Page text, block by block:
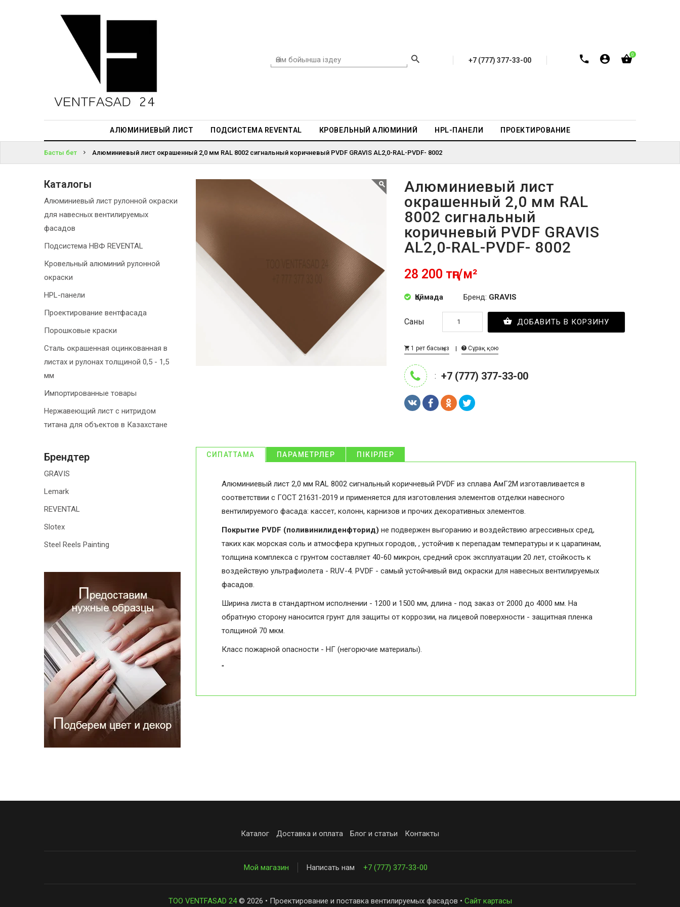
+7 (777) 377-33-00
0
АЛЮМИНИЕВЫЙ ЛИСТ ПОДСИСТЕМА REVENTAL КРОВЕЛЬНЫЙ АЛЮМИНИЙ HPL-ПАНЕЛИ ПРОЕКТИРОВАНИЕ
АЛЮМИНИЕВЫЙ
ПРОЕКТИРОВАНИЕ
КІРІҢІЗ
ПАРОЛЬДІ
БА?
Басты бет Алюминиевый лист окрашенный 2,0 мм RAL 8002 сигнальный коричневый PVDF GRAVIS AL2,0-RAL-PVDF- 8002
Алюминиевый лист
окрашенный 2,0 мм RAL
8002 сигнальный
коричневый PVDF GRAVIS
AL2,0-RAL-PVDF- 8002
28 200 тңг/м²
Қоймада Бренд: GRAVIS
Саны ДОБАВИТЬ В КОРЗИНУ
1 рет басыңыз Сұрақ қою
: +7 (777) 377-33-00
СИПАТТАМА ПАРАМЕТРЛЕР ПІКІРЛЕР
Алюминиевый лист 2,0 мм RAL 8002 сигнальный коричневый PVDF из сплава АмГ2М изготавливается в
соответствии с ГОСТ 21631-2019 и применяется для изготовления элементов отделки навесного
вентилируемого фасада: кассет, колонн, карнизов и прочих декоративных элементов.
Покрытие PVDF (поливинилиденфторид) не подвержен выгоранию и воздействию агрессивных сред,
таких как морская соль и атмосфера крупных городов, , устойчив к перепадам температуры и к царапинам,
толщина комплекса с грунтом составляет 40-60 микрон, средний срок эксплуатации 20 лет, стойкость к
воздействую ультрафиолета - RUV-4. PVDF - самый устойчивый вид окраски для навесных вентилируемых
фасадов.
Ширина листа в стандартном исполнении - 1200 и 1500 мм, длина - под заказ от 2000 до 4000 мм. На
обратную сторону наносится грунт для защиты от коррозии, на лицевой поверхности - защитная пленка
толщиной 70 мкм.
Класс пожарной опасности - НГ (негорючие материалы).
"
Каталогы
Алюминиевый лист рулонной окраски
для навесных вентилируемых
фасадов
Подсистема НВФ REVENTAL
Кровельный алюминий рулонной
окраски
HPL-панели
Проектирование вентфасада
Порошковые краски
Сталь окрашенная оцинкованная в
листах и рулонах толщиной 0,5 - 1,5
мм
Импортированные товары
Нержавеющий лист с нитридом
титана для объектов в Казахстане
Брендтер
GRAVIS
Lemark
REVENTAL
Slotex
Steel Reels Painting
Каталог Доставка и оплата Блог и статьи Контакты
Мой магазин Написать нам +7 (777) 377-33-00
ТОО VENTFASAD 24© 2026 • Проектирование и поставка вентилируемых фасадов • Сайт картасы